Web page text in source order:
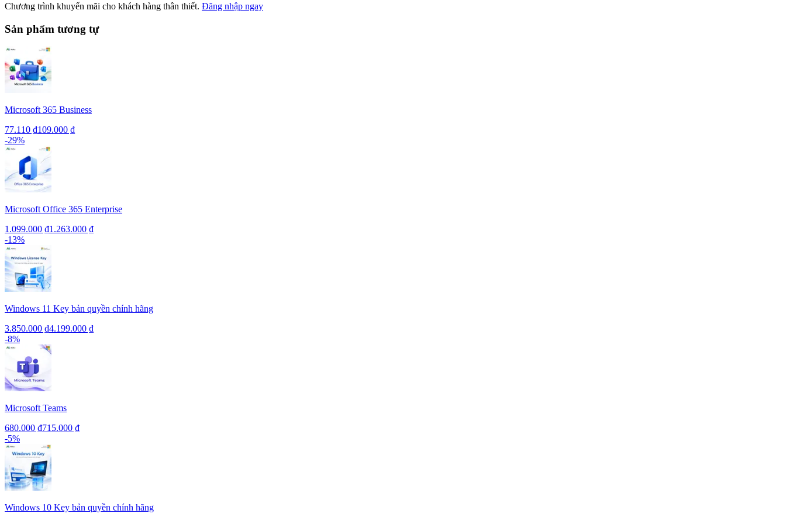
Chương trình khuyến mãi cho khách hàng thân thiết. Đăng nhập ngay
Sản phẩm tương tự
Microsoft 365 Business
77.110 ₫109.000 ₫
-29%
Microsoft Office 365 Enterprise
1.099.000 ₫1.263.000 ₫
-13%
Windows 11 Key bản quyền chính hãng
3.850.000 ₫4.199.000 ₫
-8%
Microsoft Teams
680.000 ₫715.000 ₫
-5%
Windows 10 Key bản quyền chính hãng